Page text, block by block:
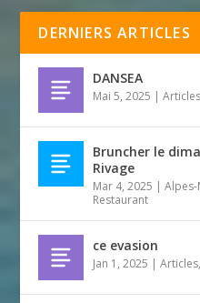
DERNIERS ARTICLES
DANSEA
Mai 5, 2025 |Articles
Bruncher le
Rivage
Mar 4, 2025 |
Restaurant
ce evasion
Jan 1, 2025 |Articles,